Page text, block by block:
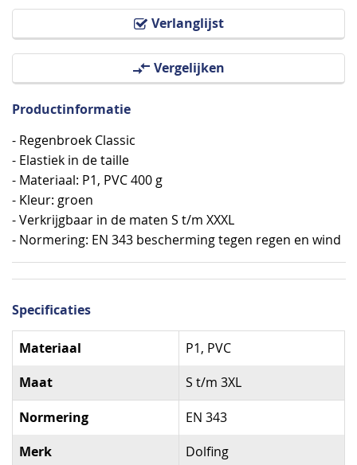
Verlanglijst
Vergelijken
van
Productinformatie
- Regenbroek Classic
- Elastiek in de taille
- Materiaal: P1, PVC 400 g
- Kleur: groen
- Verkrijgbaar in de maten S t/m XXXL
- Normering: EN 343 bescherming tegen regen en wind
Specificaties
Specificaties
Materiaal P1, PVC
Maat S t/m 3XL
Normering EN 343
Merk Dolfing